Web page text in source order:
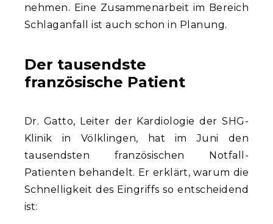
nehmen. Eine Zusammenarbeit im Bereich
Schlaganfall ist auch schon in Planung.
Der tausendste
französische Patient
Dr. Gatto, Leiter der Kardiologie der SHG-
Klinik in Völklingen, hat im Juni den
tausendsten französischen Notfall-
Patienten behandelt. Er erklärt, warum die
Schnelligkeit des Eingriffs so entscheidend
ist: